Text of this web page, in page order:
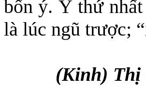
bốn ý. Ý thứ
là lúc ngũ trược;
(Kinh) Thị